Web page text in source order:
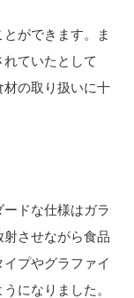
ができます。ま
ていたとして
材の取り扱いに十
ドな仕様はガラ
させながら食品
プやグラファイ
になりました。